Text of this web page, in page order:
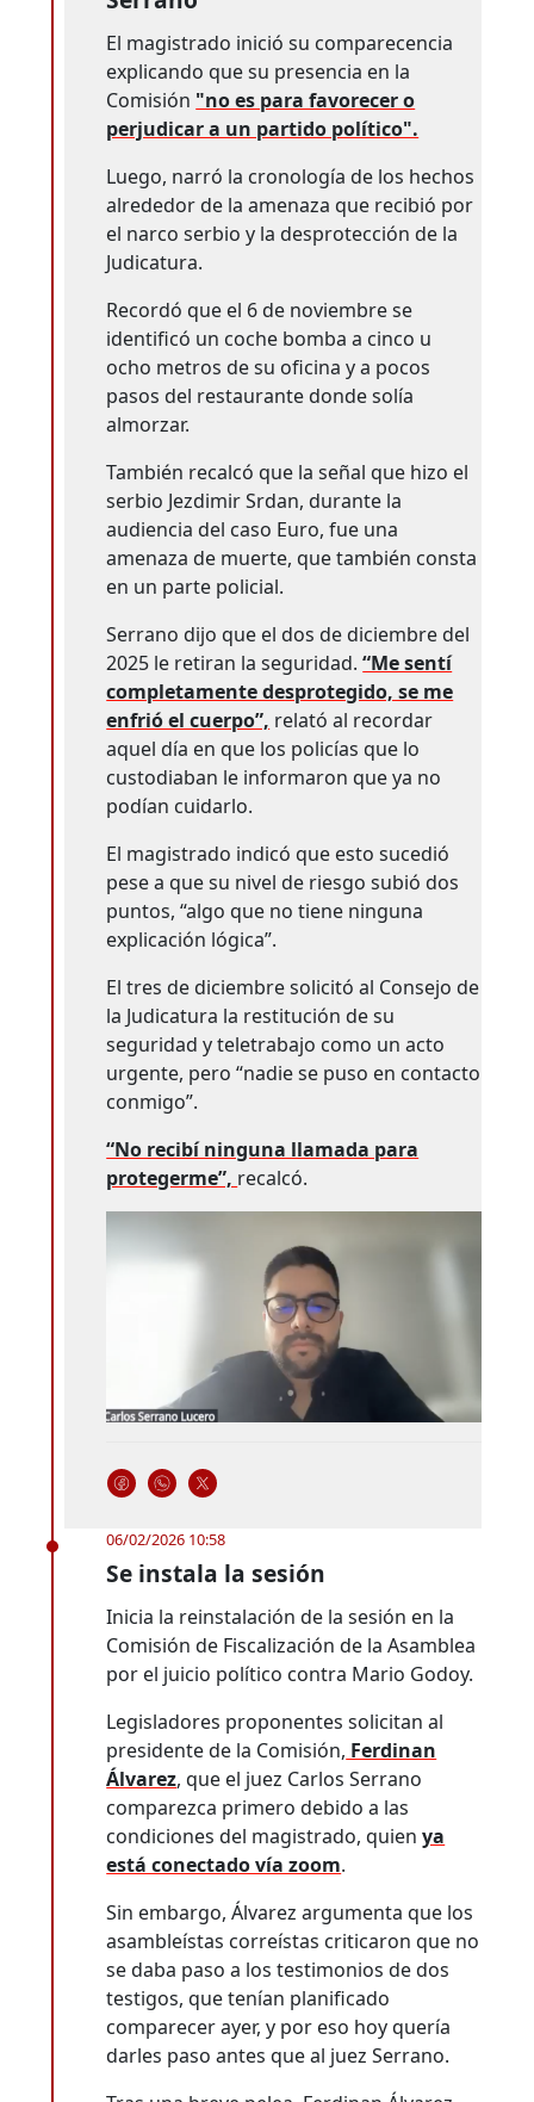
El magistrado inició su comparecencia
explicando que su presencia en la
Comisión "no es para favorecer o
perjudicar a un partido político".
Luego, narró la cronología de los hechos
alrededor de la amenaza que recibió por
el narco serbio y la desprotección de la
Judicatura.
Recordó que el 6 de noviembre se
identificó un coche bomba a cinco u
ocho metros de su oficina y a pocos
pasos del restaurante donde solía
almorzar.
También recalcó que la señal que hizo el
serbio Jezdimir Srdan, durante la
audiencia del caso Euro, fue una
amenaza de muerte, que también consta
en un parte policial.
Serrano dijo que el dos de diciembre del
2025 le retiran la seguridad.“Me sentí
completamente desprotegido, se me
enfrió el cuerpo”, relató al recordar
aquel día en que los policías que lo
custodiaban le informaron que ya no
podían cuidarlo.
El magistrado indicó que esto sucedió
pese a que su nivel de riesgo subió dos
puntos, “algo que no tiene ninguna
explicación lógica”.
El tres de diciembre solicitó al Consejo de
la Judicatura la restitución de su
seguridad y teletrabajo como un acto
urgente, pero “nadie se puso en contacto
conmigo”.
“No recibí ninguna llamada para
protegerme”, recalcó.
06/02/2026 10:58
Se instala la sesión
Inicia la reinstalación de la sesión en la
Comisión de Fiscalización de la Asamblea
por el juicio político contra Mario Godoy.
Legisladores proponentes solicitan al
presidente de la Comisión, Ferdinan
Álvarez, que el juez Carlos Serrano
comparezca primero debido a las
condiciones del magistrado, quienya
está conectado vía zoom.
Sin embargo, Álvarez argumenta que los
asambleístas correístas criticaron que no
se daba paso a los testimonios de dos
testigos, que tenían planificado
comparecer ayer, y por eso hoy quería
darles paso antes que al juez Serrano.